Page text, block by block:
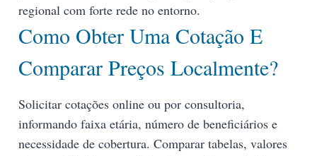
regional com forte rede no entorno.
Como Obter Uma Cotação E
Comparar Preços Localmente?
Solicitar cotações online ou por consultoria,
informando faixa etária, número de beneficiários e
necessidade de cobertura. Comparar tabelas, valores